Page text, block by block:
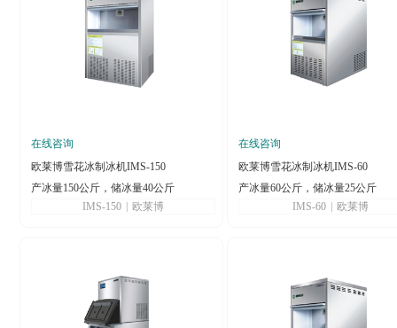
在线咨询
欧莱博雪花冰制冰机IMS-150
产冰量150公斤，储冰量40公斤
IMS-150
欧莱博
在线咨询
欧莱博雪花冰制冰机IMS-60
产冰量60公斤，储冰量25公斤
IMS-60
欧莱博